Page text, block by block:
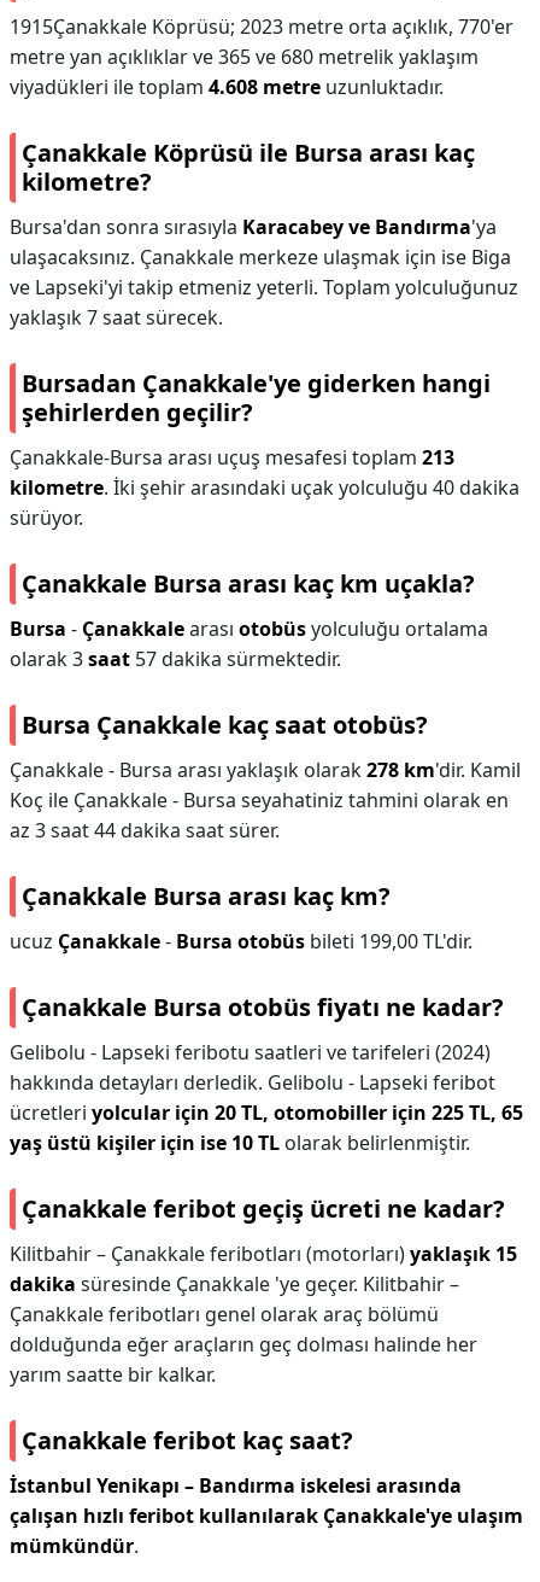
1915Çanakkale Köprüsü; 2023 metre orta açıklık, 770'er
metre yan açıklıklar ve 365 ve 680 metrelik yaklaşım
viyadükleri ile toplam 4.608 metre uzunluktadır.
Çanakkale Köprüsü ile Bursa arası kaç
kilometre?
Bursa'dan sonra sırasıyla Karacabey ve Bandırma'ya
ulaşacaksınız. Çanakkale merkeze ulaşmak için ise Biga
ve Lapseki'yi takip etmeniz yeterli. Toplam yolculuğunuz
yaklaşık 7 saat sürecek.
Bursadan Çanakkale'ye giderken hangi
şehirlerden geçilir?
Çanakkale-Bursa arası uçuş mesafesi toplam 213
kilometre. İki şehir arasındaki uçak yolculuğu 40 dakika
sürüyor.
Çanakkale Bursa arası kaç km uçakla?
Bursa - Çanakkalearası otobüsyolculuğu ortalama
olarak 3saat 57 dakika sürmektedir.
Bursa Çanakkale kaç saat otobüs?
Çanakkale - Bursa arası yaklaşık olarak278 km'dir. Kamil
Koç ile Çanakkale - Bursa seyahatiniz tahmini olarak en
az 3 saat 44 dakika saat sürer.
Çanakkale Bursa arası kaç km?
ucuz Çanakkale- Bursa otobüs bileti 199,00 TL'dir.
Çanakkale Bursa otobüs fiyatı ne kadar?
Gelibolu - Lapseki feribotu saatleri ve tarifeleri (2024)
hakkında detayları derledik. Gelibolu - Lapseki feribot
ücretleri yolcular için 20 TL, otomobiller için 225 TL, 65
yaş üstü kişiler için ise 10 TL olarak belirlenmiştir.
Çanakkale feribot geçiş ücreti ne kadar?
Kilitbahir – Çanakkale feribotları (motorları)yaklaşık 15
dakika süresinde Çanakkale 'ye geçer. Kilitbahir –
Çanakkale feribotları genel olarak araç bölümü
dolduğunda eğer araçların geç dolması halinde her
yarım saatte bir kalkar.
Çanakkale feribot kaç saat?
İstanbul Yenikapı – Bandırma iskelesi arasında
çalışan hızlı feribot kullanılarak Çanakkale'ye ulaşım
mümkündür.